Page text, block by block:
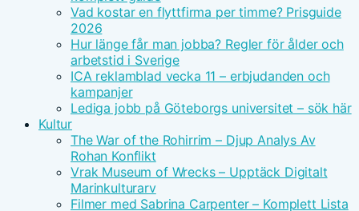
Vad kostar en flyttfirma per timme? Prisguide
2026
Hur länge får man jobba? Regler för ålder och
arbetstid i Sverige
ICA reklamblad vecka 11 – erbjudanden och
kampanjer
Lediga jobb på Göteborgs universitet – sök här
Kultur
The War of the Rohirrim – Djup Analys Av
Rohan Konflikt
Vrak Museum of Wrecks – Upptäck Digitalt
Marinkulturarv
Filmer med Sabrina Carpenter – Komplett Lista